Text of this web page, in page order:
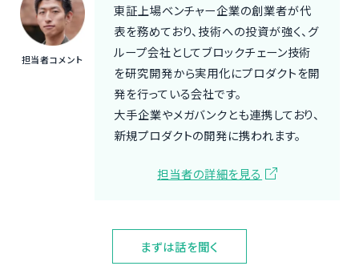
担当者コメント
東証上場ベンチャー企業の創業者が代
表を務めており、技術への投資が強く、グ
ループ会社としてブロックチェーン技術
を研究開発から実用化にプロダクトを開
発を行っている会社です。
大手企業やメガバンクとも連携しており、
新規プロダクトの開発に携われます。
担当者の詳細を見る
まずは話を聞く